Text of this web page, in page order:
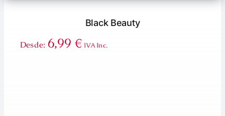
Black Beauty
Desde: 6,99 € IVA Inc.